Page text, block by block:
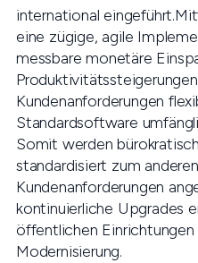
international
eine zügige, agile
messbare monetäre
Kundenanforderungen
Standardsoftware
Somit werden
standardisiert zum
Kundenanforderungen
kontinuierliche Upgrades
öffentlichen
Modernisierung.